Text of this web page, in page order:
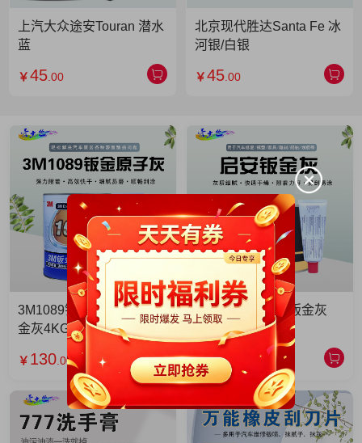
上汽大众途安Touran 潜水
蓝
￥45 .00
北京现代胜达Santa Fe 冰
河银/白银
￥45 .00
3M1089钣金灰 3M1089钣
金灰4KG 单罐
￥ 130 .00
启安钣金灰 启安钣金灰
2KG 单罐
￥49.90